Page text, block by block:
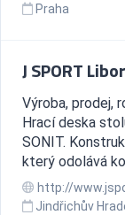
Praha
J SPORT
Výroba, prodej,
Hrací deska
SONIT.
který odolává
http://
Jindřichův